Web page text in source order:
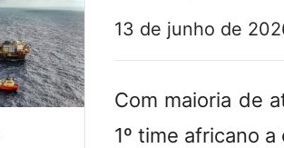
13 de junho de
Com maioria de
1º time africano